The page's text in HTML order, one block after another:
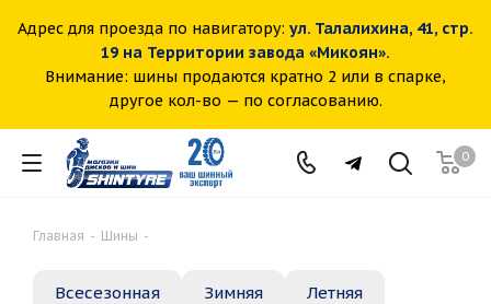
Адрес для проезда по навигатору: ул. Талалихина, 41, стр.
19 на Территории завода «Микоян».
Внимание: шины продаются кратно 2 или в спарке,
другое кол-во — по согласованию.
0
Главная - Шины -
Всесезонная Зимняя Летняя